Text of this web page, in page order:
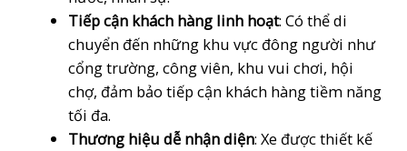
Tiếp cận khách hàng linh hoạt: Có thể di
chuyển đến những khu vực đông người như
cổng trường, công viên, khu vui chơi, hội
chợ, đảm bảo tiếp cận khách hàng tiềm năng
tối đa.
Thương hiệu dễ nhận diện: Xe được thiết kế